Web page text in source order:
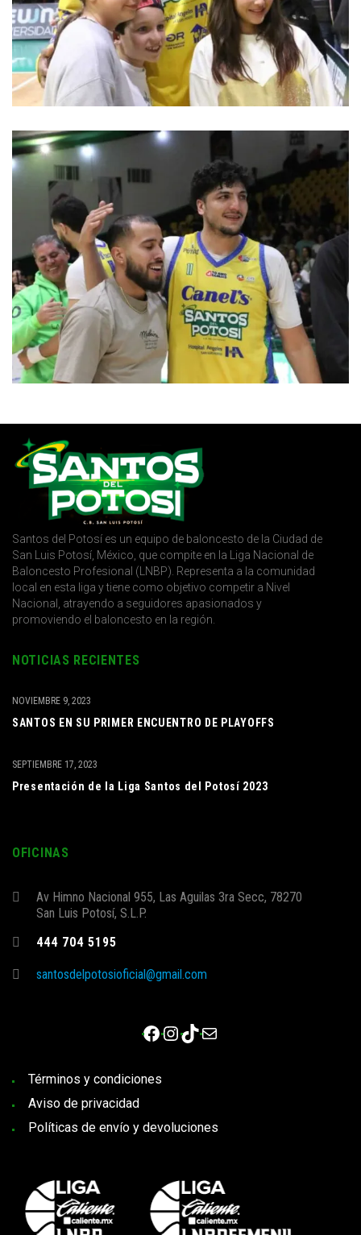
Santos del Potosí es un equipo de baloncesto de la Ciudad de
San Luis Potosí, México, que compite en la Liga Nacional de
Baloncesto Profesional (LNBP). Representa a la comunidad
local en esta liga y tiene como objetivo competir a Nivel
Nacional, atrayendo a seguidores apasionados y
promoviendo el baloncesto en la región.
NOTICIAS RECIENTES
SANTOS EN SU PRIMER ENCUENTRO DE PLAYOFFS
NOVIEMBRE 9, 2023
Presentación de la Liga Santos del Potosí 2023
SEPTIEMBRE 17, 2023
OFICINAS
Av Himno Nacional 955, Las Aguilas 3ra Secc, 78270
San Luis Potosí, S.L.P.
444 704 5195
santosdelpotosioficial@gmail.com
Facebook
Instagram
TikTok
Correo electrónico
Términos y condiciones
Aviso de privacidad
Políticas de envío y devoluciones